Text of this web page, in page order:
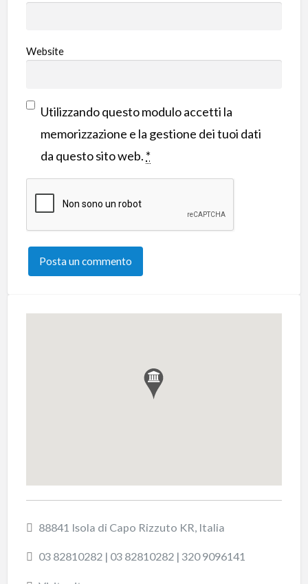
Website
Utilizzando questo modulo accetti la
memorizzazione e la gestione dei tuoi dati
da questo sito web. *
88841 Isola di Capo Rizzuto KR, Italia
03 82810282 | 03 82810282 | 320 9096141